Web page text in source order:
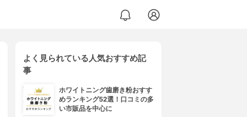
よく見られている人気おすすめ記
事
ホワイトニング歯磨き粉おすす
めランキング52選！口コミの多
い市販品を中心に